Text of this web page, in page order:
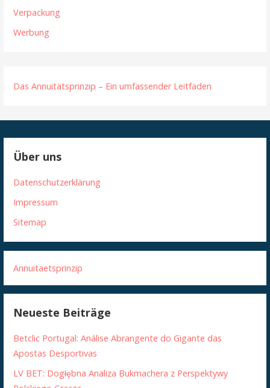
Verpackung
Werbung
Das Annuitätsprinzip – Ein umfassender Leitfaden
Über uns
Datenschutzerklärung
Impressum
Sitemap
Annuitaetsprinzip
Neueste Beiträge
Betclic Portugal: Análise Abrangente do Gigante das
Apostas Desportivas
LV BET: Dogłębna Analiza Bukmachera z Perspektywy